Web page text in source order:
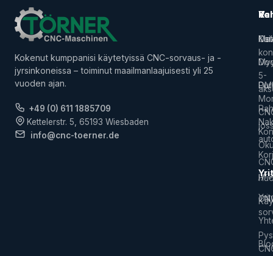
Kokenut kumppanisi käytetyissä CNC-sorvaus- ja -
jyrsinkoneissa – toiminut maailmanlaajuisesti yli 25
vuoden ajan.
+49 (0) 611 1885709
Kettelerstr. 5, 65193 Wiesbaden
info@cnc-toerner.de
5-